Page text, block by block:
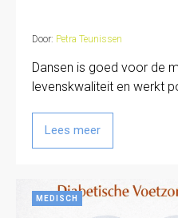
Door: Petra Teunissen
Dansen is goed voor de
levenskwaliteit en werkt
Lees meer
MEDISCH